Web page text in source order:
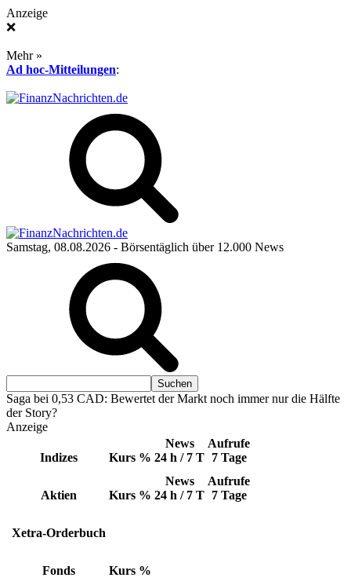
Anzeige
❌
Mehr »
Ad hoc-Mitteilungen:
Samstag, 08.08.2026 - Börsentäglich über 12.000 News
Saga bei 0,53 CAD: Bewertet der Markt noch immer nur die Hälfte
der Story?
Anzeige
Indizes Kurs %
News
24 h / 7 T
Aufrufe
7 Tage
Aktien Kurs %
News
24 h / 7 T
Aufrufe
7 Tage
Xetra-Orderbuch
Fonds Kurs %